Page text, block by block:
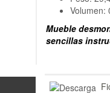
Volumen:
Mueble
sencillas